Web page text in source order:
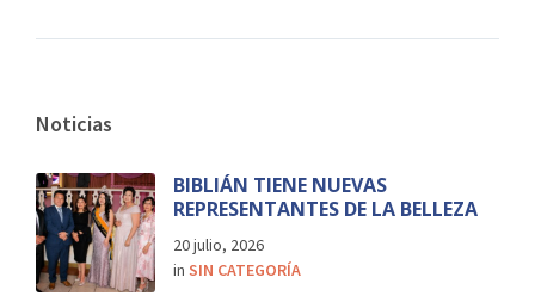
Noticias
BIBLIÁN TIENE NUEVAS
REPRESENTANTES DE LA BELLEZA
20 julio, 2026
in SIN CATEGORÍA